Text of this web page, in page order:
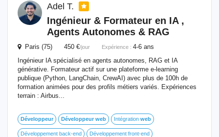
Adel T.
Ingénieur & Formateur en IA ,
Agents Autonomes & RAG
Paris (75) 450 €/jour Expérience : 4-6 ans
Ingénieur IA spécialisé en agents autonomes, RAG et IA
générative. Formateur actif sur une plateforme e-learning
publique (Python, LangChain, CrewAI) avec plus de 100h de
formation animées pour des profils métiers variés. Expériences
terrain : Airbus...
Développeur Développeur web Intégration web
Développement back-end Développement front-end